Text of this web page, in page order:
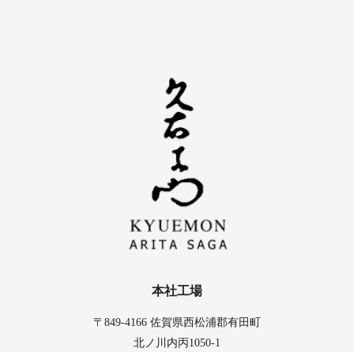
本社工場
〒849-4166 佐賀県西松浦郡有田町
北ノ川内丙1050-1